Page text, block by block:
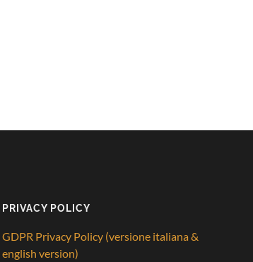
PRIVACY POLICY
GDPR Privacy Policy (versione italiana &
english version)